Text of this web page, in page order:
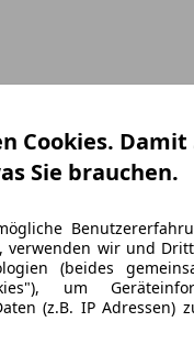
Cookies.
Sie brauchen.
verwenden wir und
(beides
um
(z.B. IP Adressen)